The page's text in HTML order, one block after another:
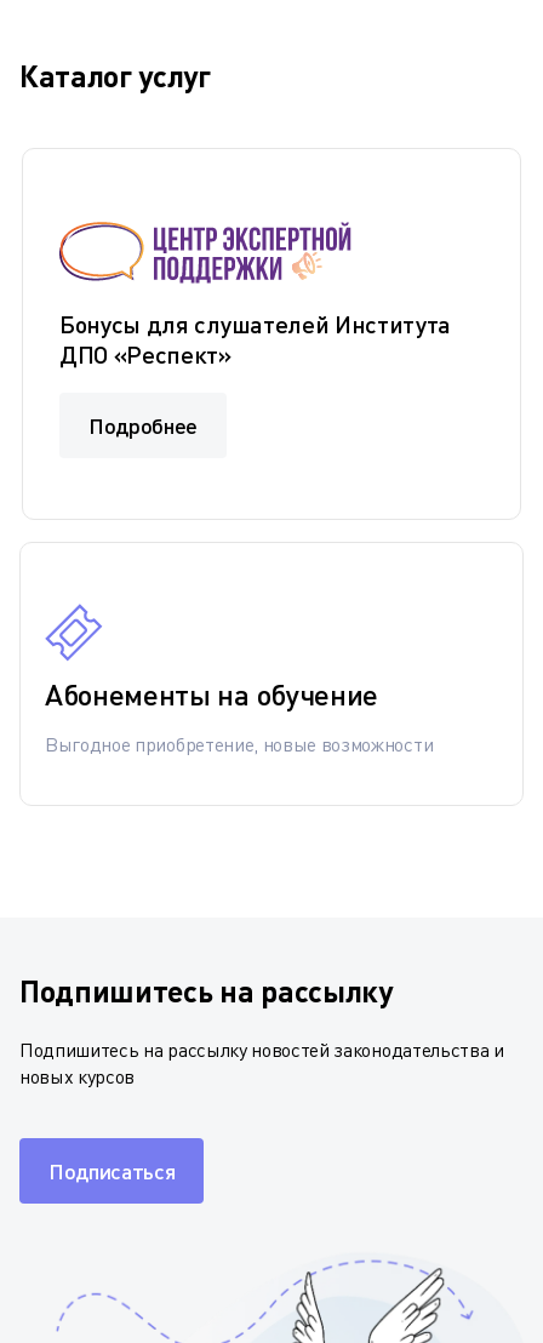
Каталог услуг
Бонусы для слушателей Института
ДПО «Респект»
Подробнее
Абонементы на обучение
Выгодное приобретение, новые возможности
Подпишитесь на рассылку
Подпишитесь на рассылку новостей законодательства и
новых курсов
Подписаться